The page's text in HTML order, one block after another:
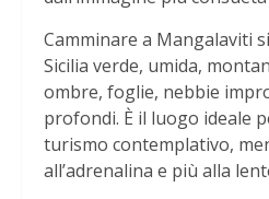
Camminare a Mangalaviti
Sicilia verde, umida,
ombre, foglie, nebbie
profondi. È il luogo ideale
turismo contemplativo,
all’adrenalina e più alla